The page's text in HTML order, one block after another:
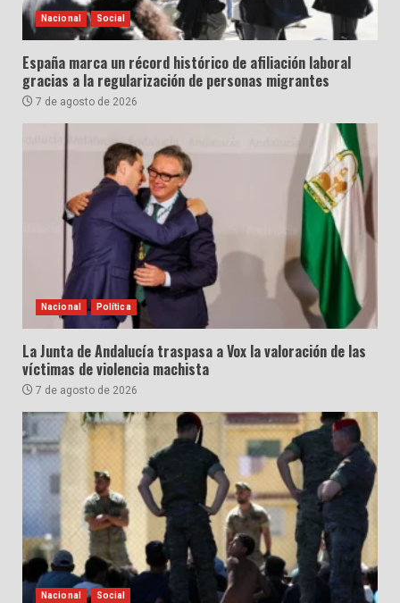
Nacional Social
España marca un récord histórico de afiliación laboral
gracias a la regularización de personas migrantes
7 de agosto de 2026
Nacional Política
La Junta de Andalucía traspasa a Vox la valoración de las
víctimas de violencia machista
7 de agosto de 2026
Nacional Social